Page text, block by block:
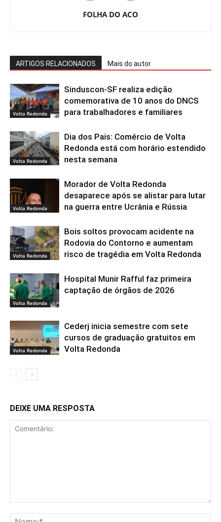
FOLHA DO ACO
ARTIGOS RELACIONADOS Mais do autor
Volta Redonda
Sinduscon-SF realiza edição
comemorativa de 10 anos do DNCS
para trabalhadores e familiares
Volta Redonda
Dia dos Pais: Comércio de Volta
Redonda está com horário estendido
nesta semana
Volta Redonda
Morador de Volta Redonda
desaparece após se alistar para lutar
na guerra entre Ucrânia e Rússia
Volta Redonda
Bois soltos provocam acidente na
Rodovia do Contorno e aumentam
risco de tragédia em Volta Redonda
Volta Redonda
Hospital Munir Rafful faz primeira
captação de órgãos de 2026
Volta Redonda
Cederj inicia semestre com sete
cursos de graduação gratuitos em
Volta Redonda
DEIXE UMA RESPOSTA